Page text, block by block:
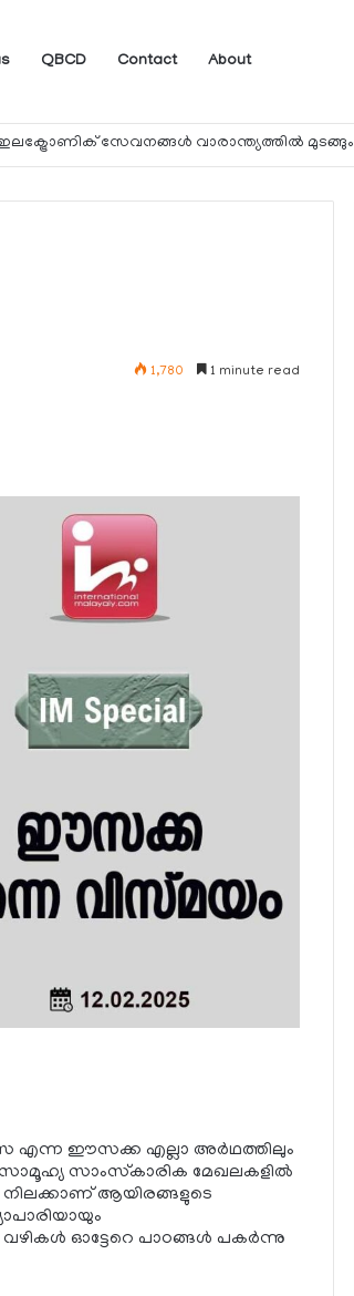
QBCD Contact About
സേവനങ്ങള്‍ വാരാന്ത്യത്തില്‍ മുടങ്ങും
1,780 1 minute read
എന്ന ഈസക്ക എല്ലാ അര്‍ഥത്തിലും
സാമൂഹ്യ സാംസ്‌കാരിക മേഖലകളില്‍
നിലക്കാണ് ആയിരങ്ങളുടെ
ഓട്ടേറെ പാഠങ്ങള്‍ പകര്‍ന്നു